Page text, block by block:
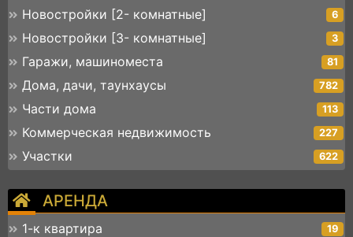
Новостройки [2- комнатные] 6
Новостройки [3- комнатные] 3
Гаражи, машиноместа 81
Дома, дачи, таунхаусы 782
Части дома 113
Коммерческая недвижимость 227
Участки 622
АРЕНДА
1-к квартира 19